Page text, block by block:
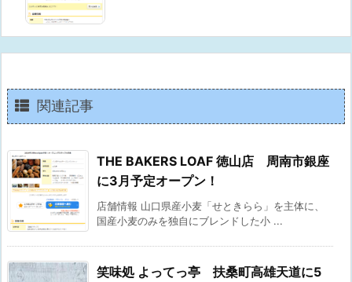
関連記事
THE BAKERS LOAF 徳山店 周南市銀座
に3月予定オープン！
店舗情報 山口県産小麦「せときらら」を主体に、
国産小麦のみを独自にブレンドした小 ...
笑味処 よってっ亭 扶桑町高雄天道に5